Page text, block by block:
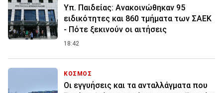
Υπ. Παιδείας: Ανακοινώθηκαν 95
ειδικότητες και 860 τμήματα των ΣΑΕΚ
- Πότε ξεκινούν οι αιτήσεις
18:42
ΚΟΣΜΟΣ
Οι εγγυήσεις και τα ανταλλάγματα που